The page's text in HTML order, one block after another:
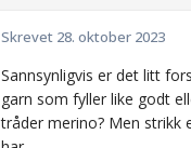
Skrevet 28. oktober 2023
Sannsynligvis er det litt
garn som fyller like godt
tråder merino? Men strikk